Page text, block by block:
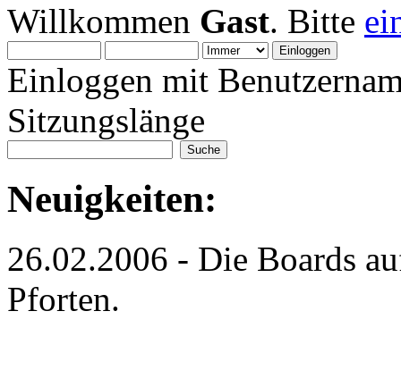
Willkommen Gast. Bitte
Einloggen mit
Sitzungslänge
Neuigkeiten:
26.02.2006 - Die Boards
Pforten.